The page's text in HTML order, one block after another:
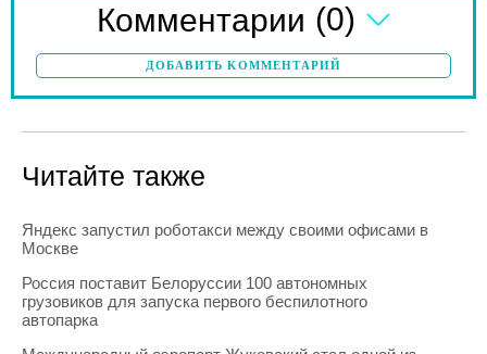
Комментарии (0)
ДОБАВИТЬ КОММЕНТАРИЙ
Читайте также
Яндекс запустил роботакси между своими офисами в
Москве
Россия поставит Белоруссии 100 автономных
грузовиков для запуска первого беспилотного
автопарка